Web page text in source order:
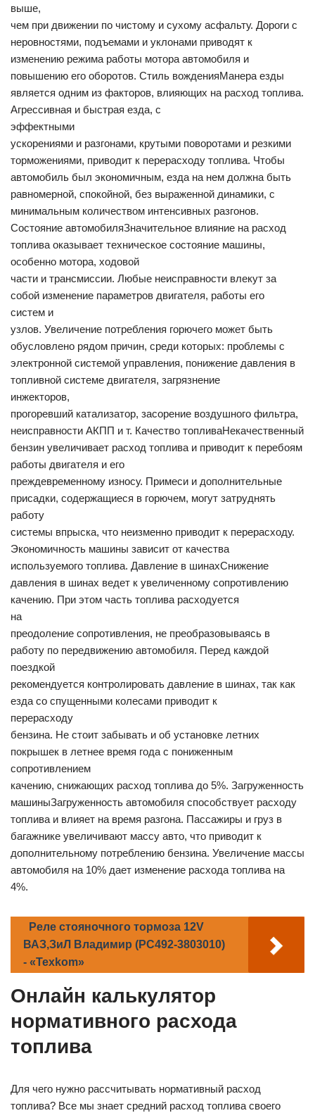
выше,
чем при движении по чистому и сухому асфальту. Дороги с
неровностями, подъемами и уклонами приводят к
изменению режима работы мотора автомобиля и
повышению его оборотов. Стиль вожденияМанера езды
является одним из факторов, влияющих на расход топлива.
Агрессивная и быстрая езда, с
эффектными
ускорениями и разгонами, крутыми поворотами и резкими
торможениями, приводит к перерасходу топлива. Чтобы
автомобиль был экономичным, езда на нем должна быть
равномерной, спокойной, без выраженной динамики, с
минимальным количеством интенсивных разгонов.
Состояние автомобиляЗначительное влияние на расход
топлива оказывает техническое состояние машины,
особенно мотора, ходовой
части и трансмиссии. Любые неисправности влекут за
собой изменение параметров двигателя, работы его
систем и
узлов. Увеличение потребления горючего может быть
обусловлено рядом причин, среди которых: проблемы с
электронной системой управления, понижение давления в
топливной системе двигателя, загрязнение
инжекторов,
прогоревший катализатор, засорение воздушного фильтра,
неисправности АКПП и т. Качество топливаНекачественный
бензин увеличивает расход топлива и приводит к перебоям
работы двигателя и его
преждевременному износу. Примеси и дополнительные
присадки, содержащиеся в горючем, могут затруднять
работу
системы впрыска, что неизменно приводит к перерасходу.
Экономичность машины зависит от качества
используемого топлива. Давление в шинахСнижение
давления в шинах ведет к увеличенному сопротивлению
качению. При этом часть топлива расходуется
на
преодоление сопротивления, не преобразовываясь в
работу по передвижению автомобиля. Перед каждой
поездкой
рекомендуется контролировать давление в шинах, так как
езда со спущенными колесами приводит к
перерасходу
бензина. Не стоит забывать и об установке летних
покрышек в летнее время года с пониженным
сопротивлением
качению, снижающих расход топлива до 5%. Загруженность
машиныЗагруженность автомобиля способствует расходу
топлива и влияет на время разгона. Пассажиры и груз в
багажнике увеличивают массу авто, что приводит к
дополнительному потреблению бензина. Увеличение массы
автомобиля на 10% дает изменение расхода топлива на
4%.
Реле стояночного тормоза 12V
ВАЗ,ЗиЛ Владимир (РС492-3803010)
- «Texkom»
Онлайн калькулятор
нормативного расхода
топлива
Для чего нужно рассчитывать нормативный расход
топлива? Все мы знает средний расход топлива своего